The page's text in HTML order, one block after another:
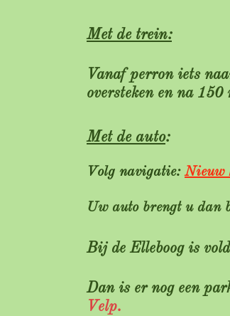
Met de trein:
Vanaf perron iets
oversteken en na
Met de auto:
Volg navigatie:Nieuw
Uw auto brengt u dan
Bij de Elleboog is
Dan is er nog een
Velp.